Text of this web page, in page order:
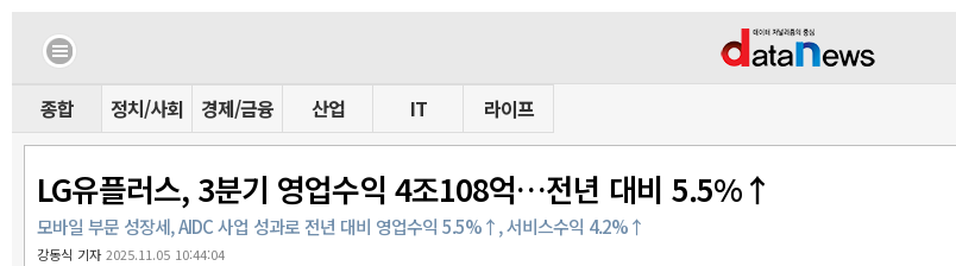
종합 정치/사회 경제/금융 산업 IT 라이프
LG유플러스, 3분기 영업수익 4조108억…전년 대비 5.5%↑
모바일 부문 성장세, AIDC 사업 성과로 전년 대비 영업수익 5.5%↑, 서비스수익 4.2%↑
강동식 기자2025.11.05 10:44:04